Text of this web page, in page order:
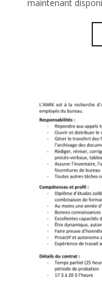
maintenant